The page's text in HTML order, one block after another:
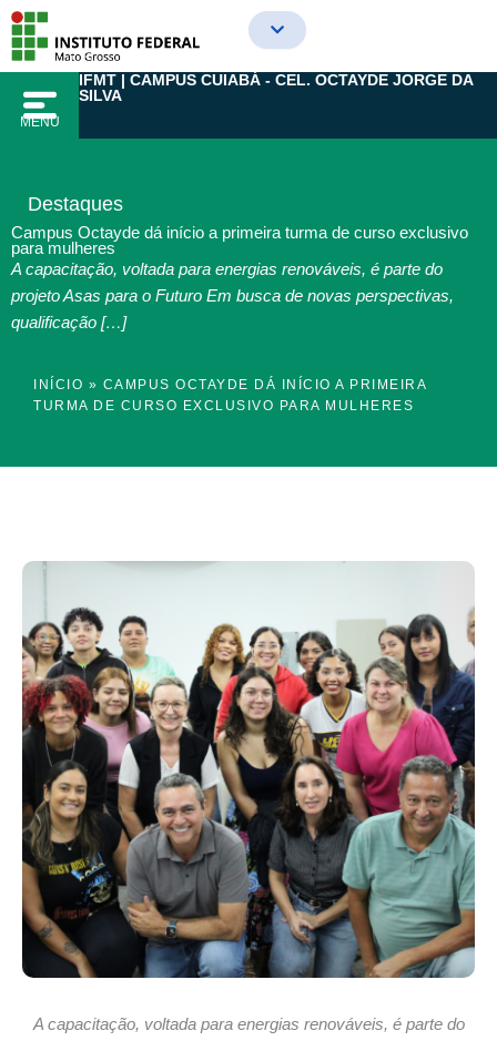
para
conteúdo
MENU
IFMT | CAMPUS CUIABÁ - CEL. OCTAYDE JORGE DA
SILVA
Destaques
Campus Octayde dá início a primeira turma de curso exclusivo
para mulheres
A capacitação, voltada para energias renováveis, é parte do
projeto Asas para o Futuro Em busca de novas perspectivas,
qualificação […]
INÍCIO » CAMPUS OCTAYDE DÁ INÍCIO A PRIMEIRA
TURMA DE CURSO EXCLUSIVO PARA MULHERES
A capacitação, voltada para energias renováveis, é parte do